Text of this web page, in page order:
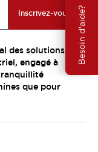
Besoin d'aide?
Inscrivez-vous
des solutions
engagé à
que pour